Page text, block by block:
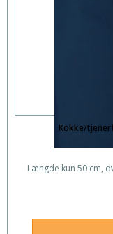
Kokke/
Længde kun 50 cm,